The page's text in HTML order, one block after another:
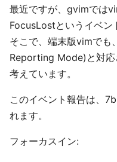
最近ですが、gvimでは
FocusLostというイベン
そこで、端末版vimでも
Reporting Mode)と対応
考えています。
このイベント報告は、
れます。
フォーカスイン: